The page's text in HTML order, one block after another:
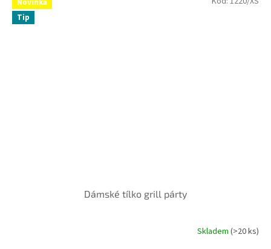
Novinka
Tip
Dámské tílko grill párty
Skladem (>20 ks)